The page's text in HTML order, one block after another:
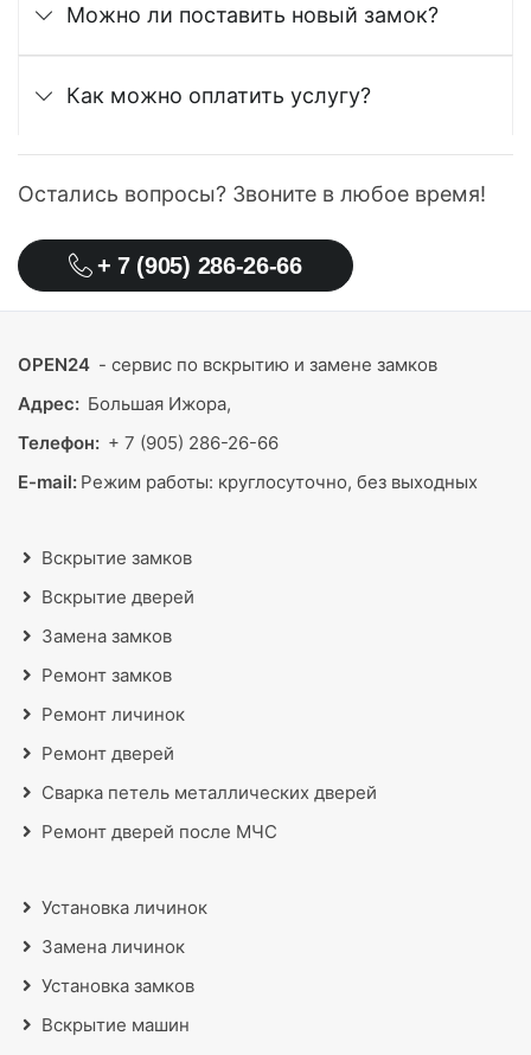
Можно ли поставить новый замок?
Как можно оплатить услугу?
Остались вопросы? Звоните в любое время!
+ 7 (905) 286-26-66
OPEN24 - сервис по вскрытию и замене замков
Адрес: Большая Ижора,
Телефон: + 7 (905) 286-26-66
E-mail: Режим работы: круглосуточно, без выходных
Вскрытие замков
Вскрытие дверей
Замена замков
Ремонт замков
Ремонт личинок
Ремонт дверей
Сварка петель металлических дверей
Ремонт дверей после МЧС
Установка личинок
Замена личинок
Установка замков
Вскрытие машин